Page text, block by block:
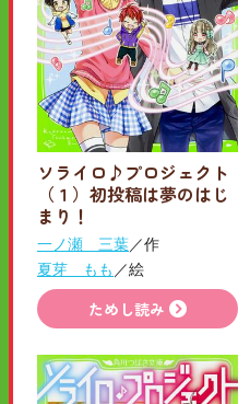
ソライロ♪プロジェクト
（１）初投稿は夢のはじ
まり！
一ノ瀬 三葉／作
夏芽 もも ／絵
ためし読み